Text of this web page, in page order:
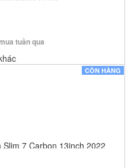
tuần qua
CÒN HÀNG